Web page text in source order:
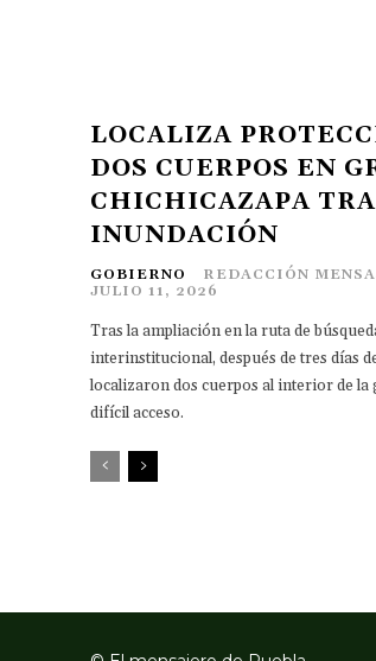
LOCALIZA
DOS CUERPOS EN
CHICHICAZAPA
INUNDACIÓN
GOBIERNO REDACCIÓN
JULIO 11, 2026
Tras la ampliación en la ruta de
interinstitucional, después de tres días
localizaron dos cuerpos al interior de la
difícil acceso.